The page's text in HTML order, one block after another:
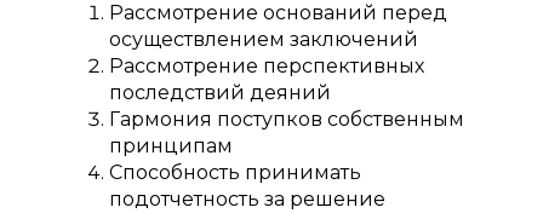
Рассмотрение оснований перед
осуществлением заключений
Рассмотрение перспективных
последствий деяний
Гармония поступков собственным
принципам
Способность принимать
подотчетность за решение